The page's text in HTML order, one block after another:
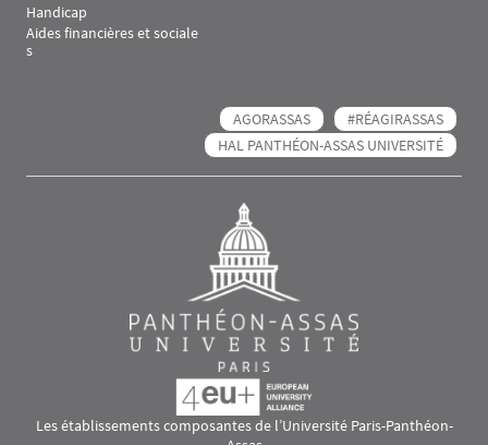
Handicap
Aides financières et sociale
s
AGORASSAS
#RÉAGIRASSAS
HAL PANTHÉON-ASSAS UNIVERSITÉ
Les établissements composantes de l’Université Paris-Panthéon-